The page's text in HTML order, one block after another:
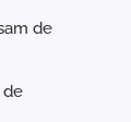
de
de